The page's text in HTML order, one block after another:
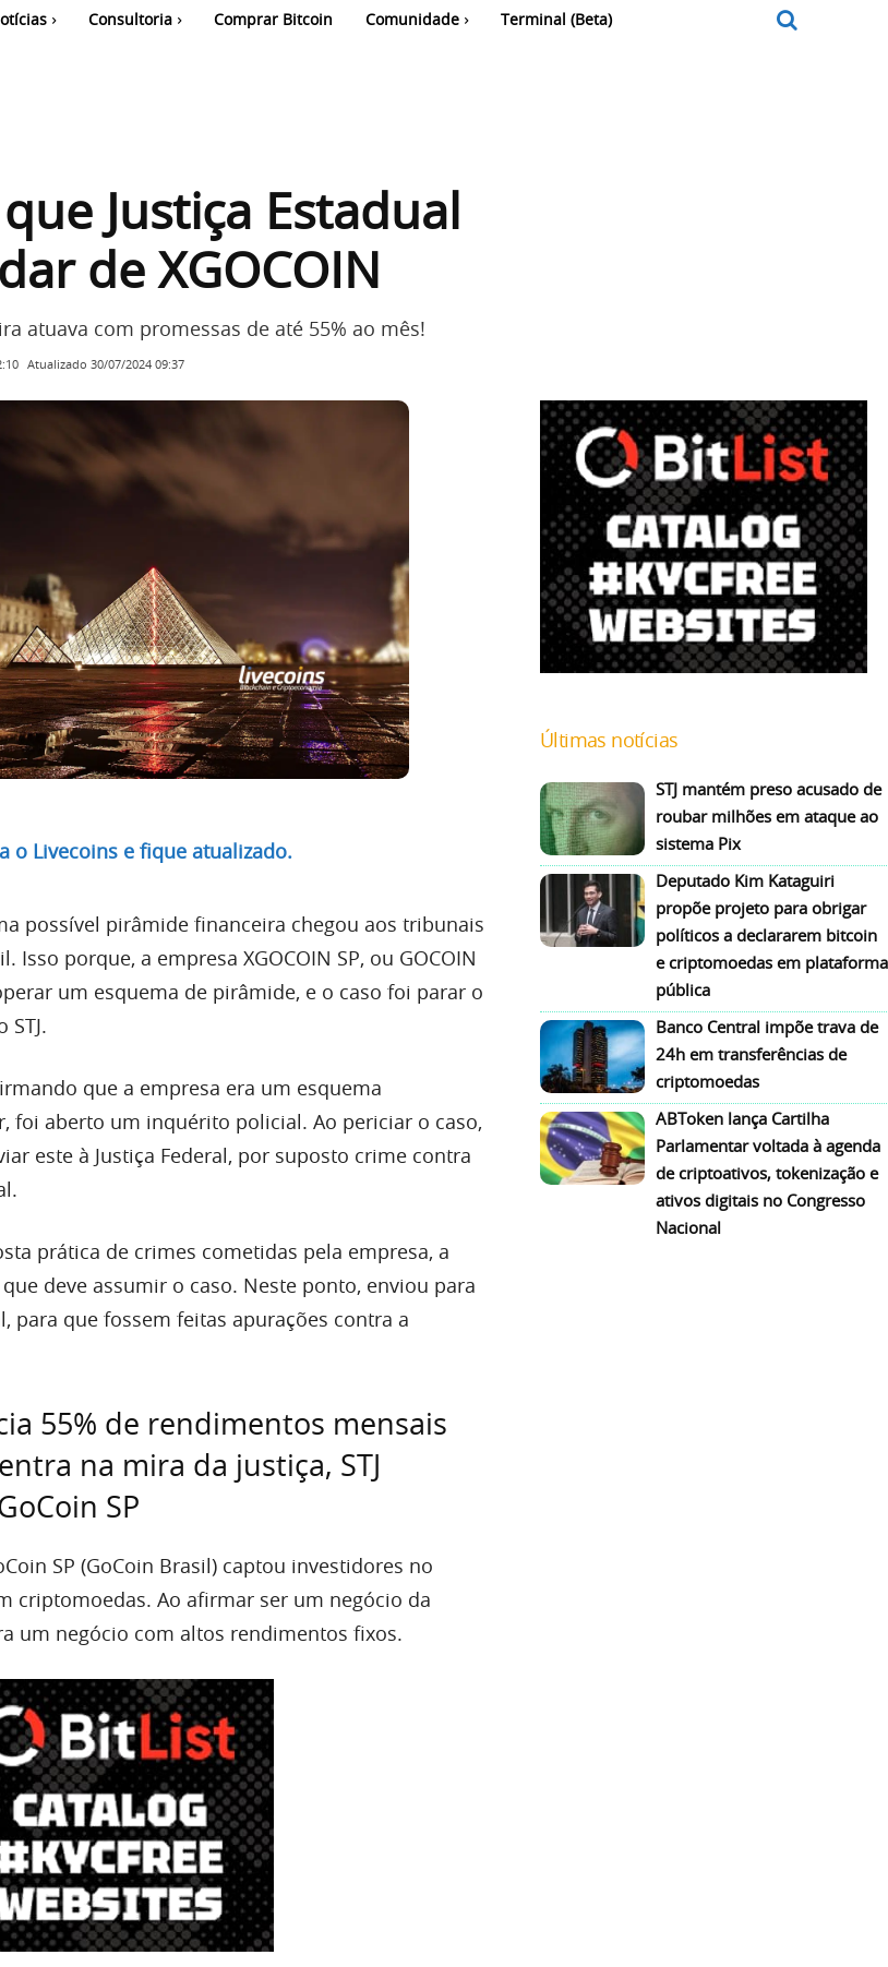
Consultoria Comprar Bitcoin Comunidade Terminal (Beta)
Justiça Estadual
de XGOCOIN
atuava com promessas de até 55% ao mês!
Atualizado 30/07/2024 09:37
o Livecoins e fique atualizado.
possível pirâmide financeira chegou aos tribunais
Isso porque, a empresa XGOCOIN SP, ou GOCOIN
um esquema de pirâmide, e o caso foi parar o
STJ.
que a empresa era um esquema
foi aberto um inquérito policial. Ao periciar o caso,
este à Justiça Federal, por suposto crime contra
prática de crimes cometidas pela empresa, a
deve assumir o caso. Neste ponto, enviou para
para que fossem feitas apurações contra a
55% de rendimentos mensais
na mira da justiça, STJ
SP
SP (GoCoin Brasil) captou investidores no
criptomoedas. Ao afirmar ser um negócio da
um negócio com altos rendimentos fixos.
Últimas notícias
STJ mantém preso acusado de
roubar milhões em ataque ao
sistema Pix
Deputado Kim Kataguiri
propõe projeto para obrigar
políticos a declararem bitcoin
e criptomoedas em plataforma
pública
Banco Central impõe trava de
24h em transferências de
criptomoedas
ABToken lança Cartilha
Parlamentar voltada à agenda
de criptoativos, tokenização e
ativos digitais no Congresso
Nacional